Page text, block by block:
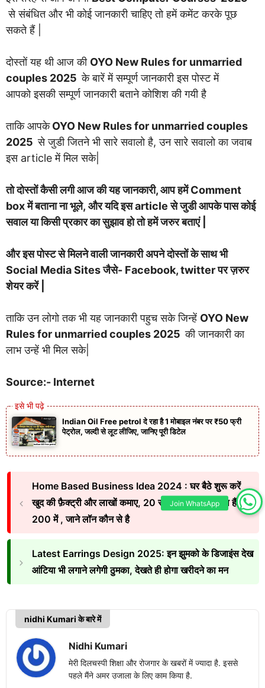
से संबंधित और भी कोई जानकारी चाहिए तो हमें कमेंट करके पूछ
सकते हैं |
दोस्तों यह थी आज की OYO New Rules for unmarried
couples 2025के बारें में सम्पूर्ण जानकारी इस पोस्ट में
आपको इसकी सम्पूर्ण जानकारी बताने कोशिश की गयी है
ताकि आपकेOYO New Rules for unmarried couples
2025से जुडी जितने भी सारे सवालो है, उन सारे सवालो का जवाब
इस article में मिल सके|
तो दोस्तों कैसी लगी आज की यह जानकारी, आप हमें Comment
box में बताना ना भूले, और यदि इस article से जुडी आपके पास कोई
सवाल या किसी प्रकार का सुझाव हो तो हमें जरुर बताएं |
और इस पोस्ट से मिलने वाली जानकारी अपने दोस्तों के साथ भी
Social Media Sites जैसे- Facebook, twitter पर ज़रुर
शेयर करें |
ताकि उन लोगो तक भी यह जानकारी पहुच सके जिन्हें OYO New
Rules for unmarried couples 2025की जानकारी का
लाभ उन्हें भी मिल सके|
Source:- Internet
Indian Oil Free petrol दे रहा है 1 मोबाइल नंबर पर ₹50 फ्री
पेट्रोल, जल्दी से लूट लीजिए, जानिए पूरी डिटेल
Home Based Business Idea 2024 : घर बैठे शुरू करें
खुद की फ़ैक्ट्री और लाखों कमाए, 20 रुपये का पैकेट बिकता हैं
200 में , जाने लॉन कौन से है
Latest Earrings Design 2025: इन झुमको के डिजाइंस देख
आंटिया भी लगाने लगेगी ठुमका, देखते ही होगा खरीदने का मन
nidhi Kumari के बारे में
Nidhi Kumari
मेरी दिलचस्पी शिक्षा और रोजगार के खबरों में ज्यादा है. इससे
पहले मैंने अमर उजाला के लिए काम किया है.
Join WhatsApp